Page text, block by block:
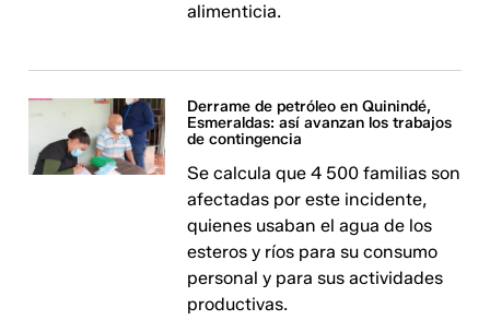
alimenticia.
Derrame de petróleo en Quinindé,
Esmeraldas: así avanzan los trabajos
de contingencia
Se calcula que 4 500 familias son
afectadas por este incidente,
quienes usaban el agua de los
esteros y ríos para su consumo
personal y para sus actividades
productivas.